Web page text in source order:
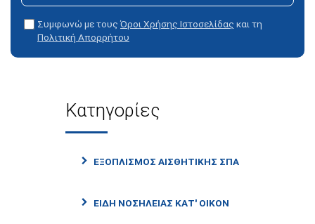
Συμφωνώ με τους Όροι Χρήσης Ιστοσελίδας και τη
Πολιτική Απορρήτου
Κατηγορίες
ΕΞΟΠΛΙΣΜΌΣ ΑΙΣΘΗΤΙΚΉΣ ΣΠΑ
ΕΊΔΗ ΝΟΣΗΛΕΊΑΣ ΚΑΤ' ΟΊΚΟΝ